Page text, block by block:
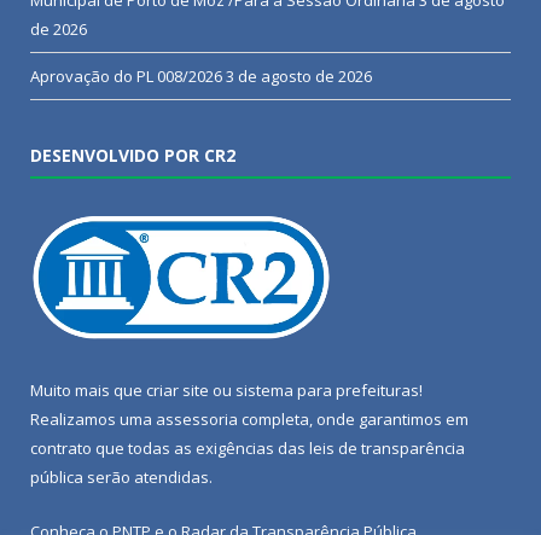
de 2026
Aprovação do PL 008/20263 de agosto de 2026
DESENVOLVIDO POR CR2
Muito mais que criar site ou sistema para prefeituras!
Realizamos uma assessoria completa, onde garantimos em
contrato que todas as exigências das leis de transparência
pública serão atendidas.